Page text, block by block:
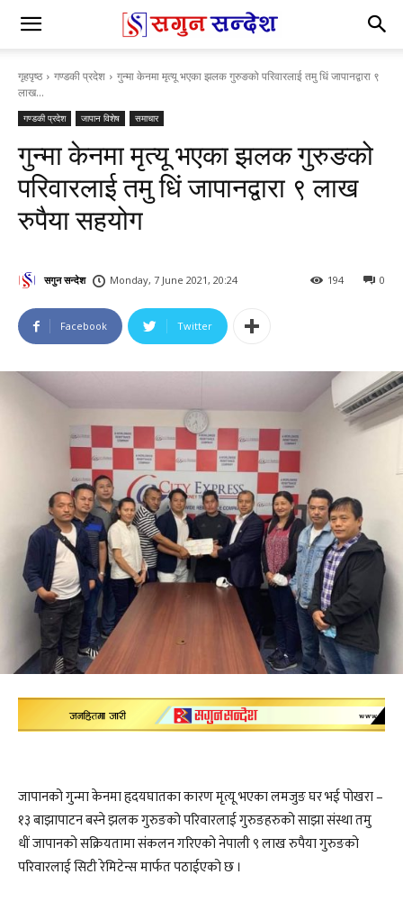
गृहपृष्ठ गण्डकी प्रदेश
गुन्मा केनमा मृत्यू भएका झलक गुरुङको परिवारलाई तमु धिं जापानद्वारा ९
लाख...
गण्डकी प्रदेश जापान विशेष समाचार
गुन्मा केनमा मृत्यू भएका झलक गुरुङको
परिवारलाई तमु धिं जापानद्वारा ९ लाख
रुपैया सहयोग
सगुन सन्देश Monday, 7 June 2021, 20:24 0
194
Facebook Twitter
जापानको गुन्मा केनमा हृदयघातका कारण मृत्यू भएका लमजुङ घर भई पोखरा –
१३ बाझापाटन बस्ने झलक गुरुङको परिवारलाई गुरुङहरुको साझा संस्था तमु
धीं जापानको सक्रियतामा संकलन गरिएको नेपाली ९ लाख रुपैया गुरुङको
परिवारलाई सिटी रेमिटेन्स मार्फत पठाईएको छ ।